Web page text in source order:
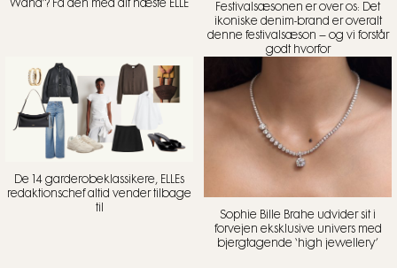
Wand’? Få den med dit næste ELLE
Festivalsæsonen er over os: Det
ikoniske denim-brand er overalt
denne festivalsæson – og vi forstår
godt hvorfor
De 14 garderobeklassikere, ELLEs
redaktionschef altid vender tilbage
til
Sophie Bille Brahe udvider sit i
forvejen eksklusive univers med
bjergtagende ‘high jewellery’